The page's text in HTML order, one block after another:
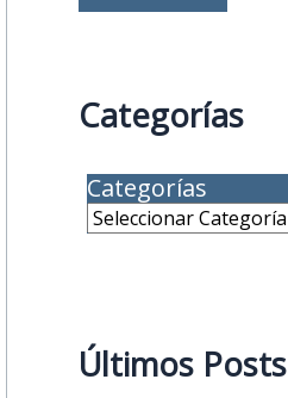
Categorías
Categorías
Últimos Posts